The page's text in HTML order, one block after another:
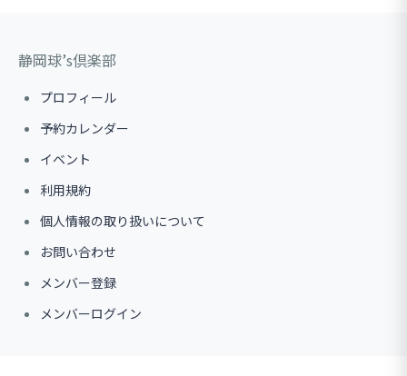
静岡球’s倶楽部
プロフィール
予約カレンダー
イベント
利用規約
個人情報の取り扱いについて
お問い合わせ
メンバー登録
メンバーログイン